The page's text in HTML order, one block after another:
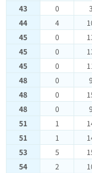
43
0 3
44
4
45
0
45
0
45
0
48
0 9
48
0
48
0 9
51
1
51
1
53
5
54
2